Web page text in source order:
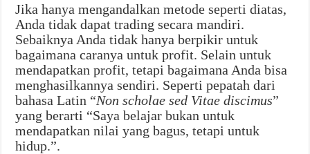
Jika hanya mengandalkan metode seperti diatas,
Anda tidak dapat trading secara mandiri.
Sebaiknya Anda tidak hanya berpikir untuk
bagaimana caranya untuk profit. Selain untuk
mendapatkan profit, tetapi bagaimana Anda bisa
menghasilkannya sendiri. Seperti pepatah dari
bahasa Latin “Non scholae sed Vitae discimus”
yang berarti “Saya belajar bukan untuk
mendapatkan nilai yang bagus, tetapi untuk
hidup.”.